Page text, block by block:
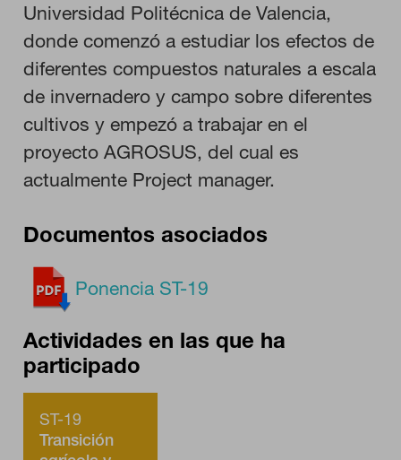
Universidad Politécnica de Valencia,
donde comenzó a estudiar los efectos de
diferentes compuestos naturales a escala
de invernadero y campo sobre diferentes
cultivos y empezó a trabajar en el
proyecto AGROSUS, del cual es
actualmente Project manager.
Documentos asociados
Ponencia ST-19
Actividades en las que ha
participado
ST-19
Transición
mejorarlo. Nos ayudan a saber qué páginas son las más o
menos visitadas, y cómo los visitantes navegan por el sitio.
Toda la información que recogen estas cookies es agregada y,
por lo tanto, es anónima.
GUARDAR CONFIGURACIÓN
política de cookies